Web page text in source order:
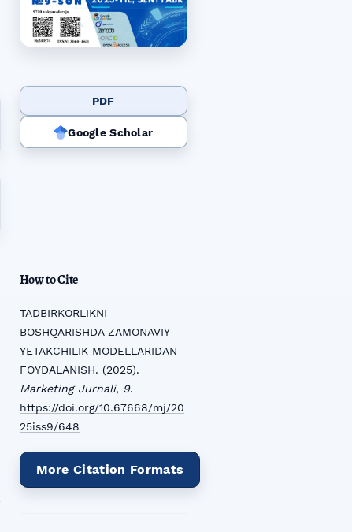
PDF
Google Scholar
How to Cite
TADBIRKORLIKNI
BOSHQARISHDA ZAMONAVIY
YETAKCHILIK MODELLARIDAN
FOYDALANISH. (2025).
Marketing Jurnali, 9.
https://doi.org/10.67668/mj/20
25iss9/648
More Citation Formats